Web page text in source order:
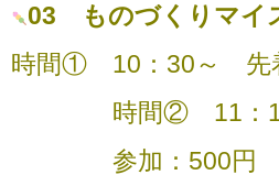
03 ものづくりマイ
時間① 10：30～ 先
時間② 11：15
参加：500円 ※1